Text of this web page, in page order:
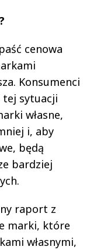
cenowa
Konsumenci
tej sytuacji
własne,
i, aby
będą
bardziej
raport z
marki, które
własnymi,